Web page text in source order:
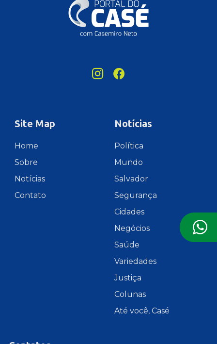
Site Map
Home
Sobre
Notícias
Contato
Notícias
Política
Mundo
Salvador
Segurança
Cidades
Negócios
Saúde
Variedades
Justiça
Colunas
Até você, Casé